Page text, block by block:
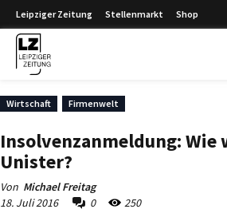
Leipziger Zeitung Stellenmarkt Shop
Wirtschaft Firmenwelt
Insolvenzanmeldung:
Unister?
Von Michael Freitag
18. Juli 2016
0 250